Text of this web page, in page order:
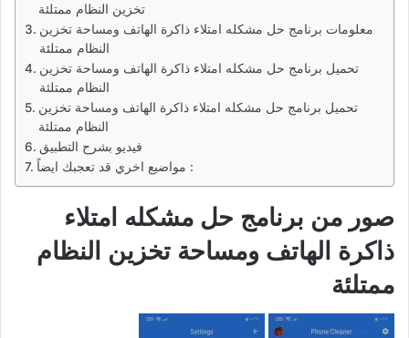
تخزين النظام ممتلئة
معلومات برنامج حل مشكله امتلاء ذاكرة الهاتف ومساحة تخزين
النظام ممتلئة
تحميل برنامج حل مشكله امتلاء ذاكرة الهاتف ومساحة تخزين
النظام ممتلئة
تحميل برنامج حل مشكله امتلاء ذاكرة الهاتف ومساحة تخزين
النظام ممتلئة
مواضيع اخري قد تعجبك ايضاً :
صور من برنامج حل مشكله امتلاء
ذاكرة الهاتف ومساحة تخزين النظام
ممتلئة